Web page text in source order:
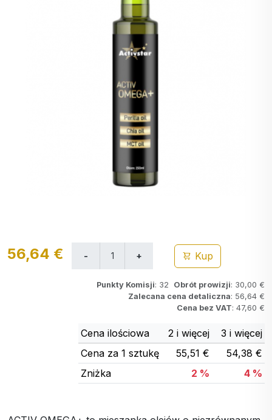
56,64 € Kup
Punkty Komisji: 32 Obrót prowizji: 30,00 €
Zalecana cena detaliczna: 56,64 €
Cena bez VAT: 47,60 €
Cena ilościowa 2 i więcej
3 i więcej
Cena za 1 sztukę
55,51 €
54,38 €
Zniżka
2 % 4 %